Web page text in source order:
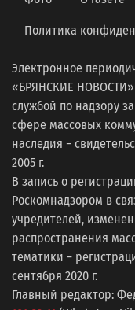
Политика
Электронное
«БРЯНСКИЕ НОВОСТИ»
службой по надзору
сфере массовых
наследия −
2005 г.
В запись о
Роскомнадзором в
учредителей,
распространения
тематики −
сентября 2020 г.
Главный редактор: